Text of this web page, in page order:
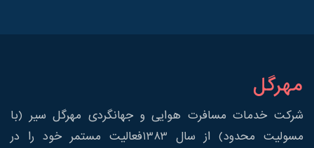
مهرگل
شرکت خدمات مسافرت هوایی و جهانگردی مهرگل سیر (با
مسولیت محدود) از سال 1383فعالیت مستمر خود را در